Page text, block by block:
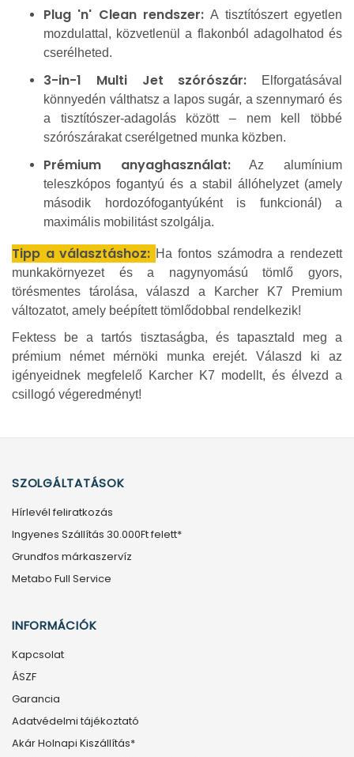
Plug 'n' Clean rendszer:A tisztítószert egyetlen
mozdulattal, közvetlenül a flakonból adagolhatod és
cserélheted.
3-in-1 Multi Jet szórószár:
Elforgatásával
könnyedén válthatsz a lapos sugár, a szennymaró és
a tisztítószer-adagolás között – nem kell többé
szórószárakat cserélgetned munka közben.
Prémium anyaghasználat:Az alumínium
teleszkópos fogantyú és a stabil állóhelyzet (amely
második hordozófogantyúként is funkcionál) a
maximális mobilitást szolgálja.
Tipp a választáshoz: Ha fontos számodra a rendezett
munkakörnyezet és a nagynyomású tömlő gyors,
törésmentes tárolása, válaszd a Karcher K7 Premium
változatot, amely beépített tömlődobbal rendelkezik!
Fektess be a tartós tisztaságba, és tapasztald meg a
prémium német mérnöki munka erejét. Válaszd ki az
igényeidnek megfelelő Karcher K7 modellt, és élvezd a
csillogó végeredményt!
SZOLGÁLTATÁSOK
Hírlevél feliratkozás
Ingyenes Szállítás 30.000Ft felett*
Grundfos márkaszervíz
Metabo Full Service
INFORMÁCIÓK
Kapcsolat
ÁSZF
Garancia
Adatvédelmi tájékoztató
Akár Holnapi Kiszállítás*